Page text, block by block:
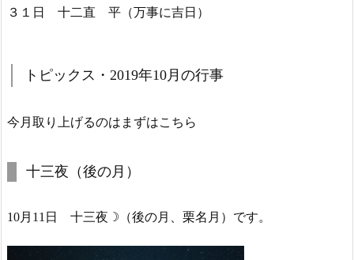
３１日 十二直 平（万事に吉日）
トピックス・2019年10月の行事
今月取り上げるのはまずはこちら
十三夜（後の月）
10月11日 十三夜☽（後の月、栗名月）です。